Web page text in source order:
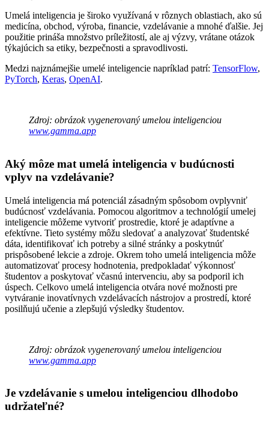
Umelá inteligencia je široko využívaná v rôznych oblastiach, ako sú
medicína, obchod, výroba, financie, vzdelávanie a mnohé ďalšie. Jej
použitie prináša množstvo príležitostí, ale aj výzvy, vrátane otázok
týkajúcich sa etiky, bezpečnosti a spravodlivosti.
Medzi najznámejšie umelé inteligencie napríklad patrí: TensorFlow,
PyTorch, Keras, OpenAI.
Zdroj: obrázok vygenerovaný umelou inteligenciou
www.gamma.app
Aký môze mat umelá inteligencia v budúcnosti
vplyv na vzdelávanie?
Umelá inteligencia má potenciál zásadným spôsobom ovplyvniť
budúcnosť vzdelávania. Pomocou algoritmov a technológií umelej
inteligencie môžeme vytvoriť prostredie, ktoré je adaptívne a
efektívne. Tieto systémy môžu sledovať a analyzovať študentské
dáta, identifikovať ich potreby a silné stránky a poskytnúť
prispôsobené lekcie a zdroje. Okrem toho umelá inteligencia môže
automatizovať procesy hodnotenia, predpokladať výkonnosť
študentov a poskytovať včasnú intervenciu, aby sa podporil ich
úspech. Celkovo umelá inteligencia otvára nové možnosti pre
vytváranie inovatívnych vzdelávacích nástrojov a prostredí, ktoré
posilňujú učenie a zlepšujú výsledky študentov.
Zdroj: obrázok vygenerovaný umelou inteligenciou
www.gamma.app
Je vzdelávanie s umelou inteligenciou dlhodobo
udržateľné?